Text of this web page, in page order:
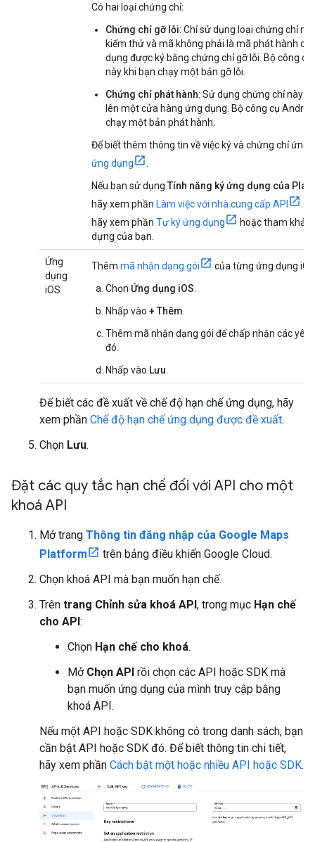
Có hai loại chứng chỉ:
Chứng chỉ gỡ lỗi: Chỉ sử dụng loại chứng chỉ
kiểm thử và mã không phải là mã phát hành
dụng được ký bằng chứng chỉ gỡ lỗi. Bộ công
này khi bạn chạy một bản gỡ lỗi.
Chứng chỉ phát hành: Sử dụng chứng chỉ này
lên một cửa hàng ứng dụng. Bộ công cụ
chạy một bản phát hành.
Để biết thêm thông tin về việc ký và chứng chỉ ứng
ứng dụng
Nếu bạn sử dụng Tính năng ký ứng dụng của Play
hãy xem phần Làm việc với nhà cung cấp API
hãy xem phần Tự ký ứng dụng
hoặc tham
dựng của bạn.
Ứng
dụng
iOS
Thêm mã nhận dạng gói
của từng ứng dụng
Chọn Ứng dụng iOS
Nhấp vào + Thêm
Thêm mã nhận dạng gói để chấp nhận các
đó.
Nhấp vào Lưu
Để biết các đề xuất về chế độ hạn chế ứng dụng, hãy
xem phần Chế độ hạn chế ứng dụng được đề xuất.
Chọn Lưu.
Đặt các quy tắc hạn chế đối với API cho một
khoá API
Mở trang Thông tin đăng nhập của Google Maps
Platform
trên bảng điều khiển Google Cloud.
Chọn khoá API mà bạn muốn hạn chế.
Trên trang Chỉnh sửa khoá API, trong mục Hạn chế
cho API:
Chọn Hạn chế cho khoá.
Mở Chọn API rồi chọn các API hoặc SDK mà
bạn muốn ứng dụng của mình truy cập bằng
khoá API.
Nếu một API hoặc SDK không có trong danh sách, bạn
cần bật API hoặc SDK đó. Để biết thông tin chi tiết,
hãy xem phần Cách bật một hoặc nhiều API hoặc SDK.